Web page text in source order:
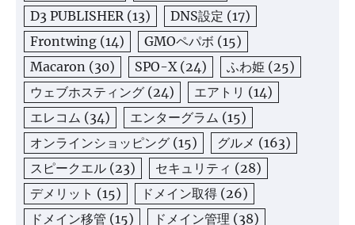
D3 PUBLISHER(13) DNS設定 (17)
Frontwing (14) GMOペパボ (15)
Macaron (30) SPO-X(24) ふわ姫 (25)
ウェブホスティング (24) エアトリ (14)
エレコム (34) エンターグラム (15)
オンラインショッピング (15) グルメ (163)
スピークエル (23) セキュリティ (28)
デメリット (15) ドメイン取得 (26)
ドメイン移管 (15) ドメイン管理 (38)